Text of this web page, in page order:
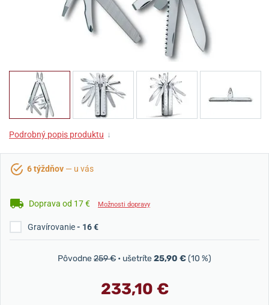
Podrobný popis produktu ↓
6 týždňov — u vás
Doprava od 17 € Možnosti dopravy
Gravírovanie- 16 €
Pôvodne259 € • ušetríte25,90 €(10 %)
233,10 €